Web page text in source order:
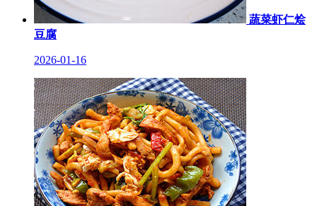
蔬菜虾仁烩
豆腐
2026-01-16